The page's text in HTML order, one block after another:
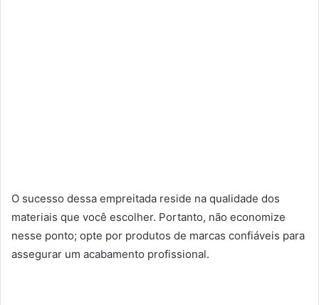
O sucesso dessa empreitada reside na qualidade dos
materiais que você escolher. Portanto, não economize
nesse ponto; opte por produtos de marcas confiáveis para
assegurar um acabamento profissional.